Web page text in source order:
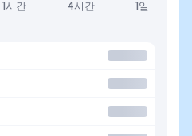
1시간 4시간 1일